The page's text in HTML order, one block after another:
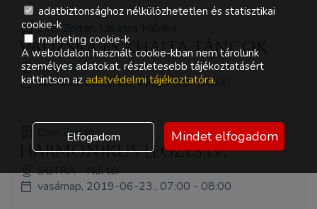
Cser Zoltán, Lakatos Mónika
Vadzsra és Khaita Táncok
Szakrális Shakti
szombat, 2019-06-22., 17:00 - 18:00
Cser Zoltán
Harmonikus légzés IV.
SUTRA - Női tér
vasárnap, 2019-06-23., 07:00 - 08:00
adatbiztonsághoz nélkülözhetetlen és statisztikai
cookie-k
marketing cookie-k
A weboldalon használt cookie-kban nem tárolunk
személyes adatokat, részletesebb tájékoztatásért
kattintson az adatvédelmi tájékoztatóra.
Elfogadom Mindet elfogadom